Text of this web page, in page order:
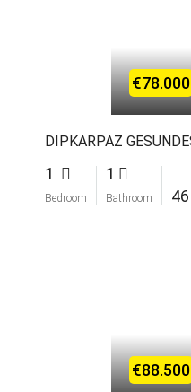
€78.000
1
Bedroom
1
Bathroom 46
€88.500